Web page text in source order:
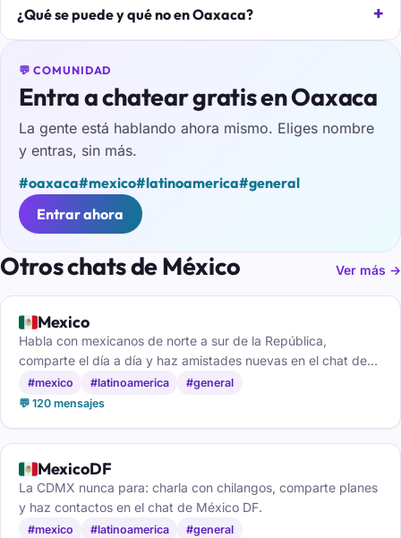
¿Qué se puede y qué no en Oaxaca?
💬 COMUNIDAD
Entra a chatear gratis en Oaxaca
La gente está hablando ahora mismo. Eliges nombre
y entras, sin más.
#oaxaca#mexico#latinoamerica#general
Entrar ahora
Otros chats de México Ver más →
🇲🇽Mexico
Habla con mexicanos de norte a sur de la República,
comparte el día a día y haz amistades nuevas en el chat de
México.
#mexico #latinoamerica
#general
💬 120 mensajes
🇲🇽MexicoDF
La CDMX nunca para: charla con chilangos, comparte planes
y haz contactos en el chat de México DF.
#mexico #latinoamerica
#general